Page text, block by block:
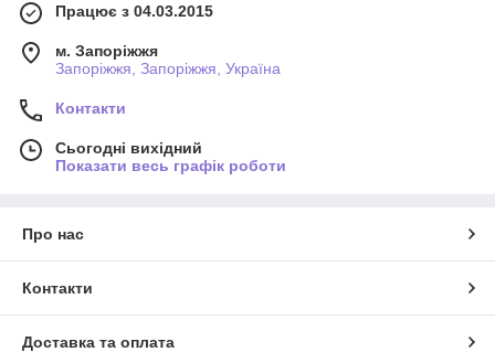
Працює з 04.03.2015
м. Запоріжжя
Запоріжжя, Запоріжжя, Україна
Контакти
Сьогодні вихідний
Показати весь графік роботи
Про нас
Контакти
Доставка та оплата